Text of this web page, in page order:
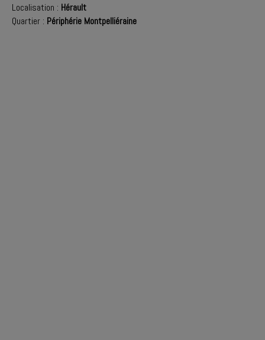
Localisation : Hérault
Quartier : Périphérie Montpelliéraine